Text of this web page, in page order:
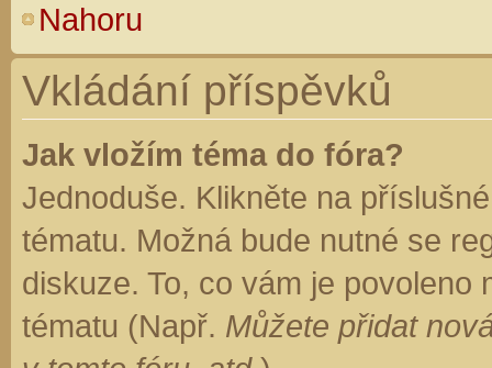
Nahoru
Vkládání příspěvků
Jak vložím téma do fóra?
Jednoduše. Klikněte na
tématu. Možná bude nutné se
diskuze. To, co vám je
tématu (Např. Můžete přidat